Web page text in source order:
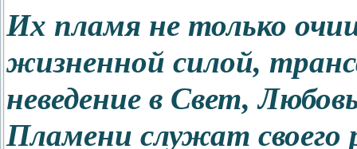
Их пламя не только
жизненной силой,
неведение в Свет,
Пламени служат своего